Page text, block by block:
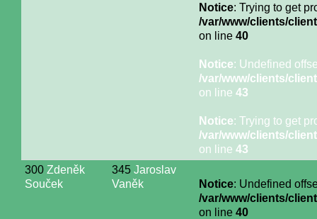
Notice: Trying to get
/var/www/clients/
on line 40
Notice: Undefined
/var/www/clients/
on line 43
Notice: Trying to get
/var/www/clients/
on line 43
300 Zdeněk
Souček
345 Jaroslav
Vaněk
Notice: Undefined
/var/www/clients/
on line 40